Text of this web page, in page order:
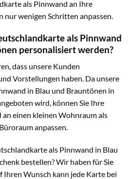
als Pinnwand an Ihre
wenigen Schritten anpassen.
als Pinnwand
personalisiert werden?
dass unsere Kunden
Vorstellungen haben. Da unsere
in Blau und Brauntönen in
wird, können Sie Ihre
einen kleinen Wohnraum als
anpassen.
als Pinnwand in Blau
bestellen? Wir haben für Sie
Ihren Wunsch kann jede Karte bei